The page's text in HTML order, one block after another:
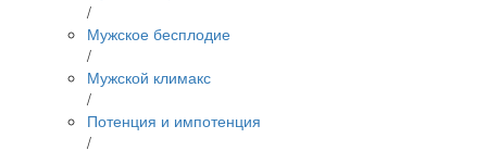
/
Мужское бесплодие
/
Мужской климакс
/
Потенция и импотенция
/